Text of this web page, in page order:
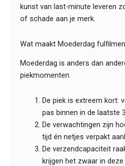
kunst van last-minute leveren
of schade aan je merk.
Wat maakt Moederdag
Moederdag is anders dan
piekmomenten.
De piek is extreem kort:
pas binnen in de laatste
De verwachtingen zijn
tijd én netjes verpakt
De verzendcapaciteit
krijgen het zwaar in deze